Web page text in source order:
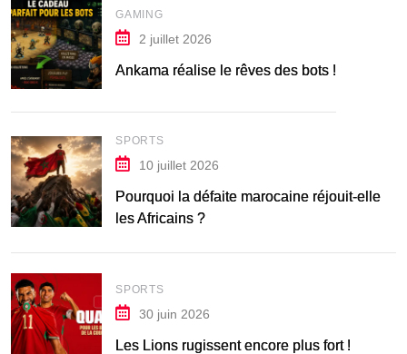
GAMING
2 juillet 2026
Ankama réalise le rêves des bots !
SPORTS
10 juillet 2026
Pourquoi la défaite marocaine réjouit-elle
les Africains ?
SPORTS
30 juin 2026
Les Lions rugissent encore plus fort !